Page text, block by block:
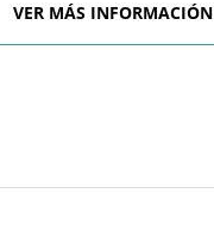
VER MÁS INFORMACIÓN